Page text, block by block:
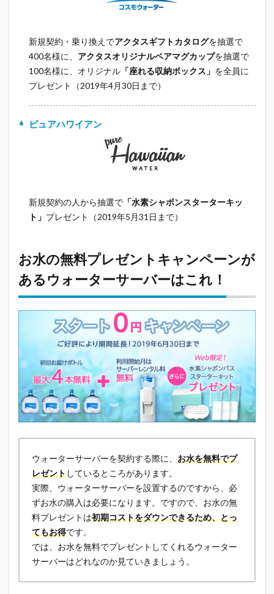
新規契約・乗り換えでアクタスギフトカタログを抽選で
400名様に、 アクタスオリジナルペアマグカップを抽選で
100名様に、オリジナル 「座れる収納ボックス」 を全員に
プレゼント（2019年4月30日まで）
ピュアハワイアン
新規契約の人から抽選で 「水素シャボンスターターキッ
ト」 プレゼント（2019年5月31日まで）
お水の無料プレゼントキャンペーンが
あるウォーターサーバーはこれ！
ウォーターサーバーを契約する際に、 お水を無料でプ
レゼントしているところがあります。
実際、ウォーターサーバーを設置するのですから、必
ずお水の購入は必要になります。ですので、お水の無
料プレゼントは初期コストをダウンできるため、とっ
てもお得です。
では、お水を無料でプレゼントしてくれるウォーター
サーバーはどれなのか見ていきましょう。